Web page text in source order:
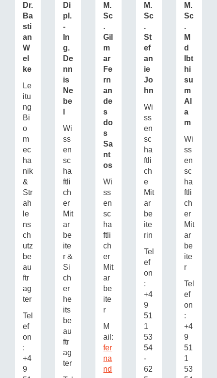
Dr.
Ba
sti
an
W
el
ke
Le
itu
ng
Bi
o
m
ec
ha
nik
&
Str
ah
le
ns
ch
utz
be
au
ftr
ag
ter
Tel
ef
on
:
+4
9
Di
pl.
-
In
g.
De
nn
is
Ne
be
Wi
ss
en
sc
ha
ftli
ch
er
Mit
ar
be
ite
r &
Si
ch
er
he
its
be
au
ftr
ag
ter
M.
Sc
.
Gil
m
ar
Fe
rn
an
de
s
do
s
Sa
nt
os
Wi
ss
en
sc
ha
ftli
ch
er
Mit
ar
be
ite
r
M
ail:
fer
na
nd
M.
Sc
.
St
ef
an
ie
Jo
hn
Wi
ss
en
sc
ha
ftli
ch
e
Mit
ar
be
ite
rin
Tel
ef
on
:
+4
9
51
1
53
54
-
62
M.
Sc
.
M
d
Ibt
hi
su
m
Al
a
m
Wi
ss
en
sc
ha
ftli
ch
er
Mit
ar
be
ite
r
Tel
ef
on
:
+4
9
51
1
53